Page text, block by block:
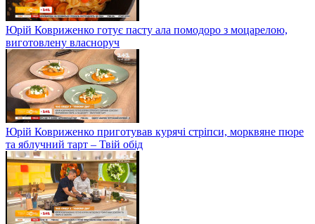
Юрій Ковриженко готує пасту ала помодоро з моцарелою,
виготовлену власноруч
Юрій Ковриженко приготував курячі стріпси, морквяне пюре
та яблучний тарт – Твій обід